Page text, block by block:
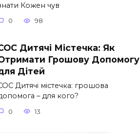
Кожен чув
0 98
Дитячі Містечка: Як
Грошову Допомогу
Дітей
Дитячі містечка: грошова
– для кого?
0 13